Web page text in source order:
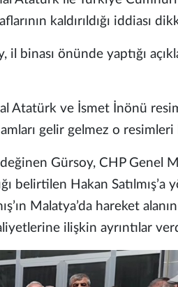
kaldırıldığı iddiası
il binası önünde yaptığı
Atatürk ve İsmet İnönü
gelir gelmez o resimleri
Gürsoy, CHP Genel
belirtilen Hakan
Malatya’da hareket
ilişkin ayrıntılar